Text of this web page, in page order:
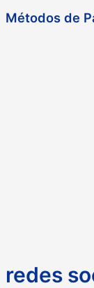
Métodos de
redes